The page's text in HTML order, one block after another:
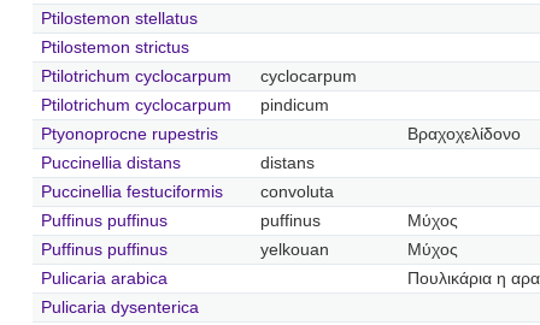
Ptilostemon stellatus
Ptilostemon strictus
Ptilotrichum cyclocarpum
cyclocarpum
Ptilotrichum cyclocarpum
pindicum
Ptyonoprocne rupestris
Βραχοχελίδονο
Puccinellia distans
distans
Puccinellia festuciformis
convoluta
Puffinus puffinus
puffinus
Μύχος
Puffinus puffinus
yelkouan
Μύχος
Pulicaria arabica
Πουλικάρια η
Pulicaria dysenterica